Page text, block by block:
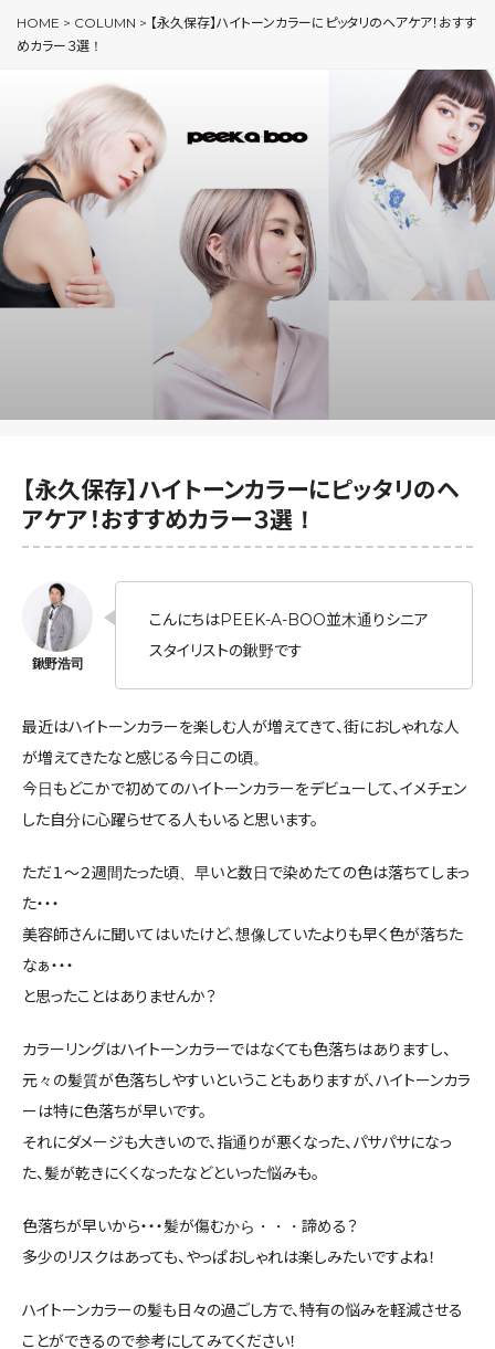
HOME > COLUMN > 【永久保存】ハイトーンカラーにピッタリのヘアケア！おすす
めカラー３選！
【永久保存】ハイトーンカラーにピッタリのヘ
アケア！おすすめカラー３選！
こんにちはPEEK-A-BOO並木通りシニア
スタイリストの鍬野です
最近はハイトーンカラーを楽しむ人が増えてきて、街におしゃれな人
が増えてきたなと感じる今日この頃。
今日もどこかで初めてのハイトーンカラーをデビューして、イメチェン
した自分に心躍らせてる人もいると思います。
ただ１〜２週間たった頃、早いと数日で染めたての色は落ちてしまっ
た・・・
美容師さんに聞いてはいたけど、想像していたよりも早く色が落ちた
なぁ・・・
と思ったことはありませんか？
カラーリングはハイトーンカラーではなくても色落ちはありますし、
元々の髪質が色落ちしやすいということもありますが、ハイトーンカラ
ーは特に色落ちが早いです。
それにダメージも大きいので、指通りが悪くなった、パサパサになっ
た、髪が乾きにくくなったなどといった悩みも。
色落ちが早いから・・・髪が傷むから・・・諦める？
多少のリスクはあっても、やっぱおしゃれは楽しみたいですよね！
ハイトーンカラーの髪も日々の過ごし方で、特有の悩みを軽減させる
ことができるので参考にしてみてください！